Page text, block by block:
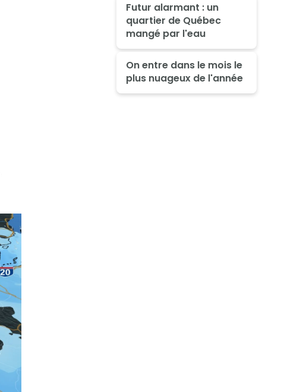
Futur alarmant : un
quartier de Québec
mangé par l'eau
On entre dans le mois le
plus nuageux de l'année